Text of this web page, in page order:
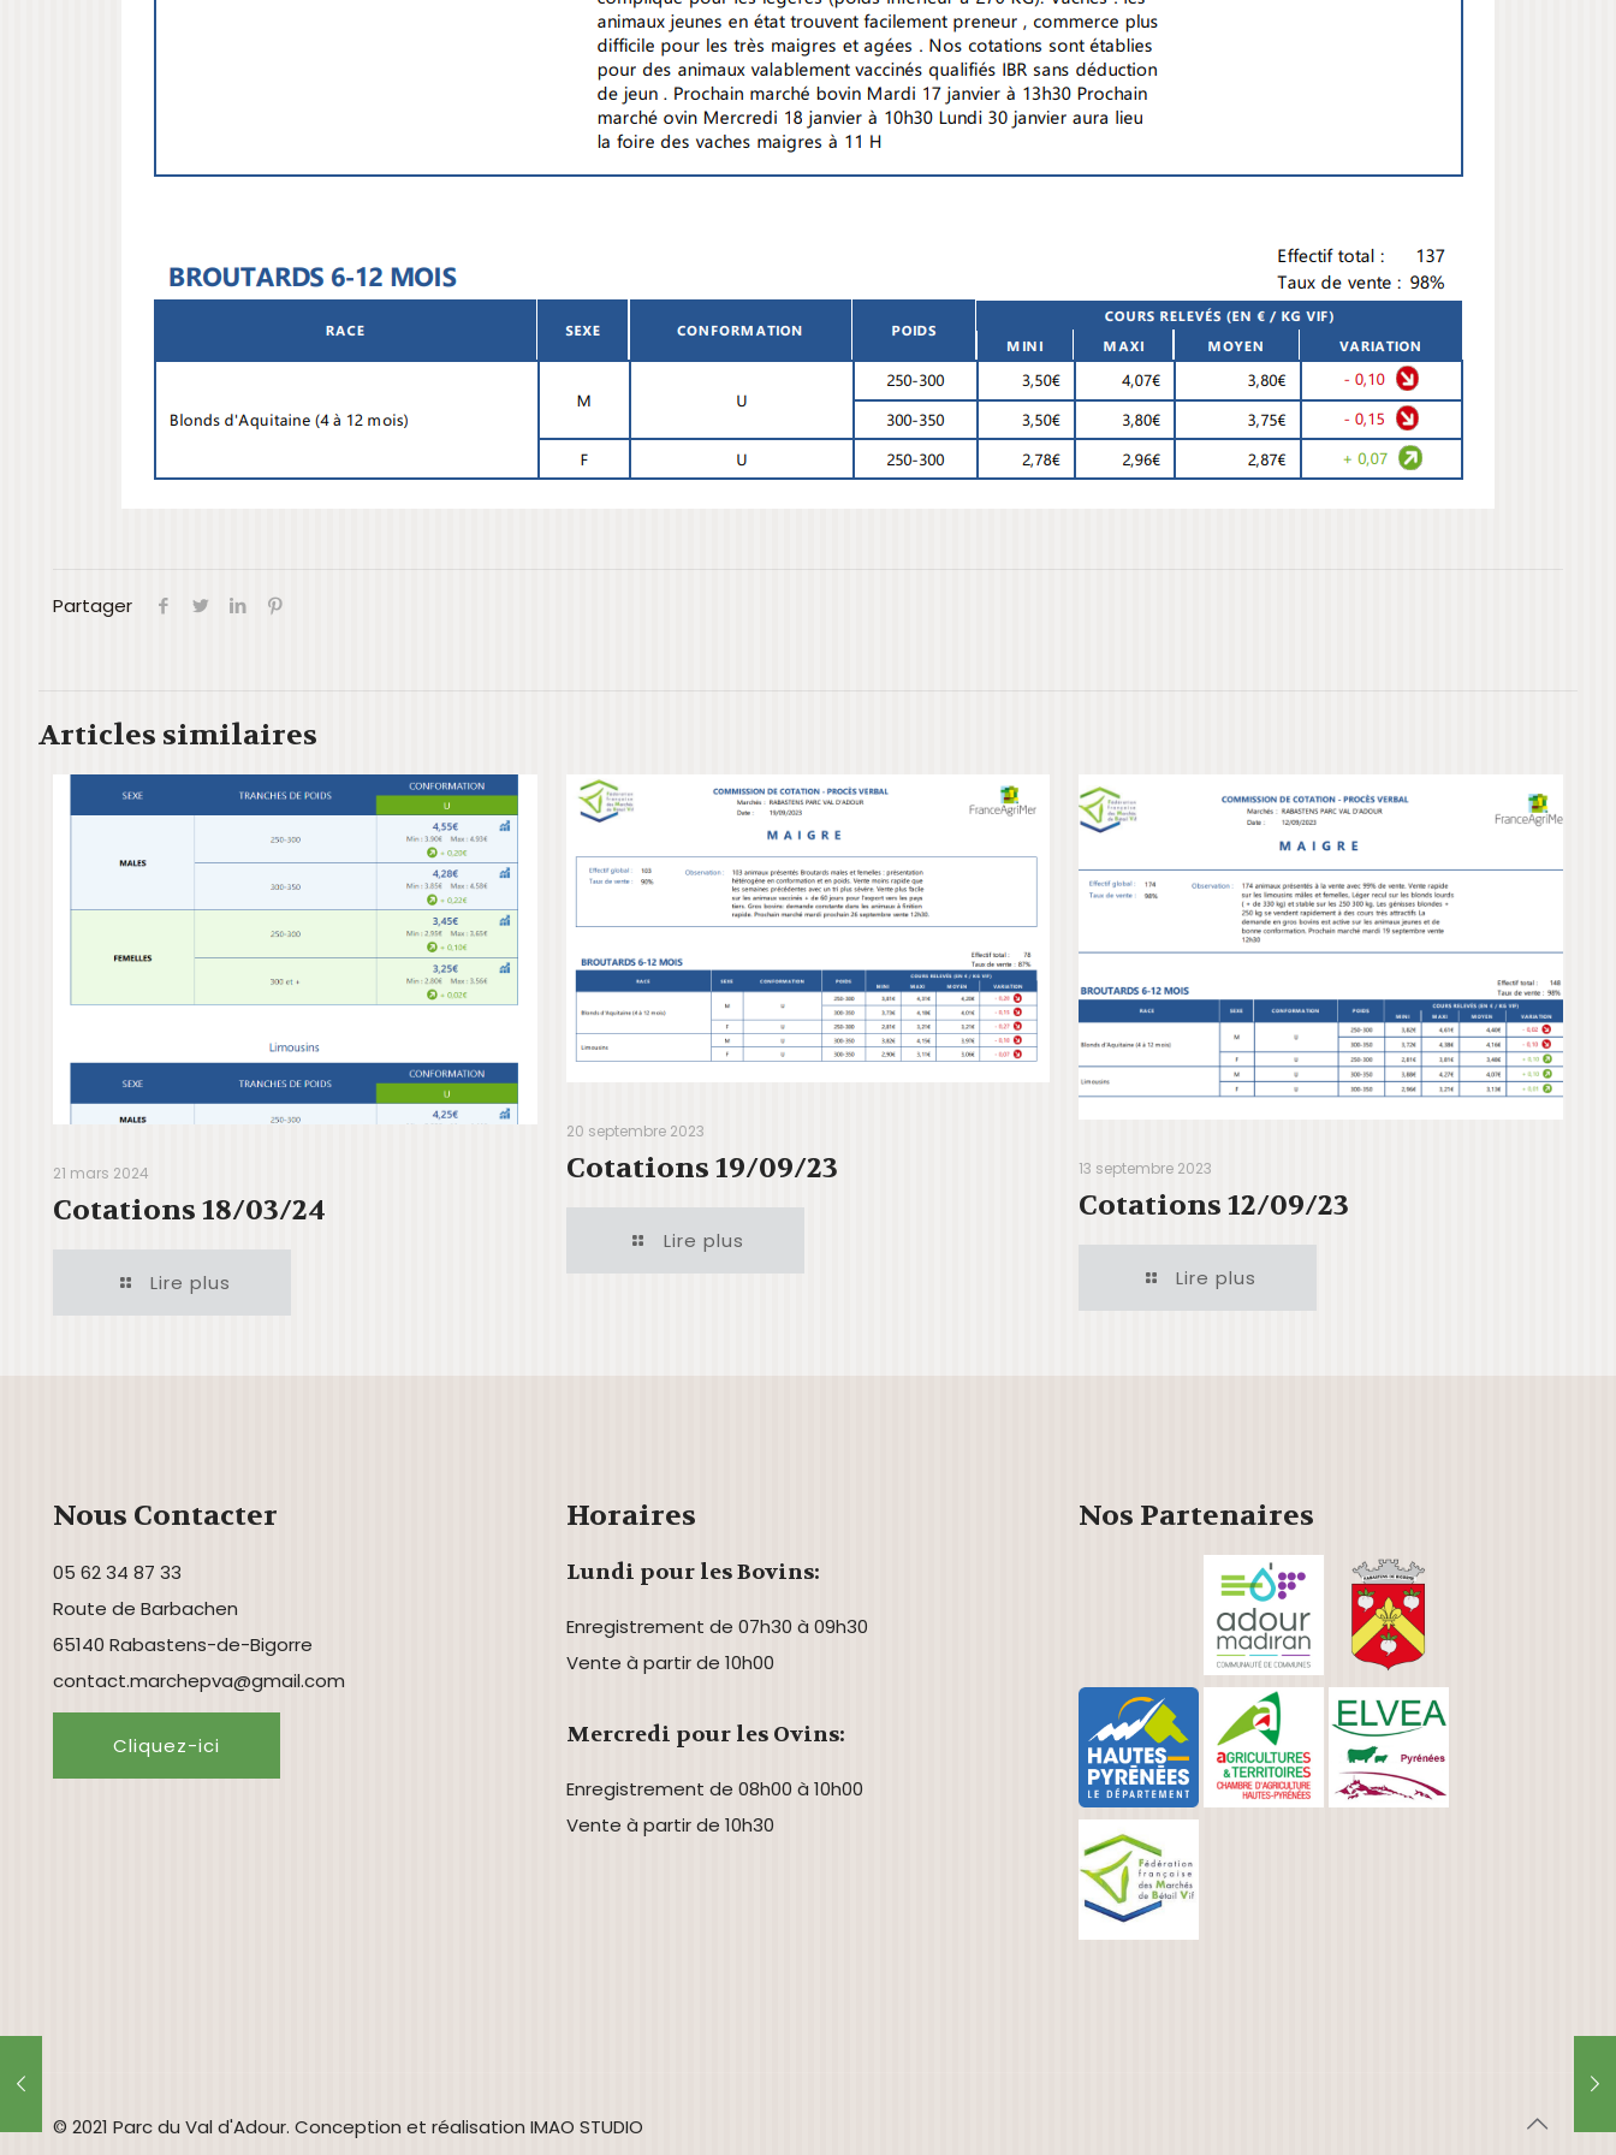
Partager
Articles similaires
21 mars 2024
Cotations 18/03/24
Lire plus
20 septembre 2023
Cotations 19/09/23
Lire plus
13 septembre 2023
Cotations 12/09/23
Lire plus
Nous Contacter
05 62 34 87 33
Route de Barbachen
65140 Rabastens-de-Bigorre
contact.marchepva@gmail.com
Cliquez-ici
Horaires
Lundi pour les Bovins:
Enregistrement de 07h30 à 09h30
Vente à partir de 10h00
Mercredi pour les Ovins:
Enregistrement de 08h00 à 10h00
Vente à partir de 10h30
Nos Partenaires
© 2021 Parc du Val d'Adour. Conception et réalisation IMAO STUDIO